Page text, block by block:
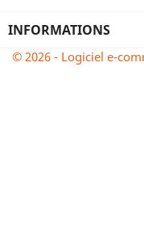
INFORMATIONS
© 2026 - Logiciel e-